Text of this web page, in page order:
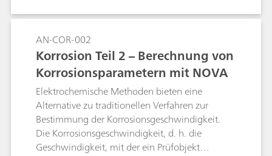
mindestens zwei Reaktionen auf der Oberfläche
des korrodierenden Metalls.
AN-COR-002
Korrosion Teil 2 – Berechnung von
Korrosionsparametern mit NOVA
Elektrochemische Methoden bieten eine
Alternative zu traditionellen Verfahren zur
Bestimmung der Korrosionsgeschwindigkeit.
Die Korrosionsgeschwindigkeit, d. h. die
Geschwindigkeit, mit der ein Prüfobjekt